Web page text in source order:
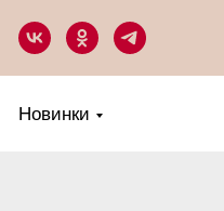
Новинки